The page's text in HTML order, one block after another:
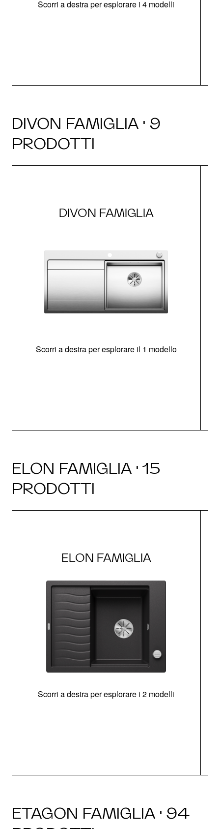
Scorri a destra per esplorare i 4 modelli
DIVON FAMIGLIA · 9
PRODOTTI
DIVON FAMIGLIA
Scorri a destra per esplorare il 1 modello
ELON FAMIGLIA · 15
PRODOTTI
ELON FAMIGLIA
Scorri a destra per esplorare i 2 modelli
ETAGON FAMIGLIA · 94